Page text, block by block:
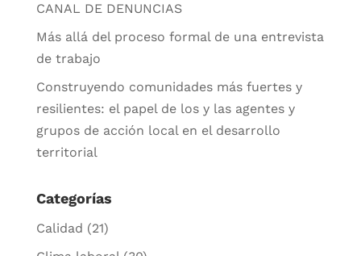
CANAL DE DENUNCIAS
Más allá del proceso formal de una entrevista
de trabajo
Construyendo comunidades más fuertes y
resilientes: el papel de los y las agentes y
grupos de acción local en el desarrollo
territorial
Categorías
Calidad (21)